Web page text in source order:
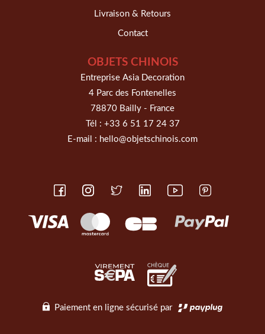
Livraison & Retours
Contact
OBJETS CHINOIS
Entreprise Asia Decoration
4 Parc des Fontenelles
78870 Bailly - France
Tél : +33 6 51 17 24 37
E-mail : hello@objetschinois.com
Paiement en ligne sécurisé par